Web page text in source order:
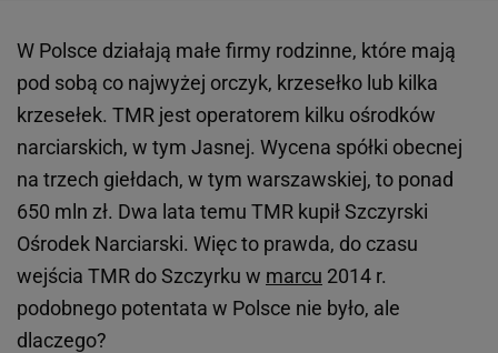
W Polsce działają małe firmy rodzinne, które mają
pod sobą co najwyżej orczyk, krzesełko lub kilka
krzesełek. TMR jest operatorem kilku ośrodków
narciarskich, w tym Jasnej. Wycena spółki obecnej
na trzech giełdach, w tym warszawskiej, to ponad
650 mln zł. Dwa lata temu TMR kupił Szczyrski
Ośrodek Narciarski. Więc to prawda, do czasu
wejścia TMR do Szczyrku w marcu 2014 r.
podobnego potentata w Polsce nie było, ale
dlaczego?